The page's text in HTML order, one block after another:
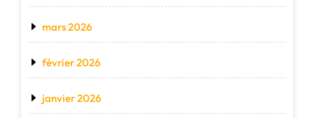
mars 2026
février 2026
janvier 2026